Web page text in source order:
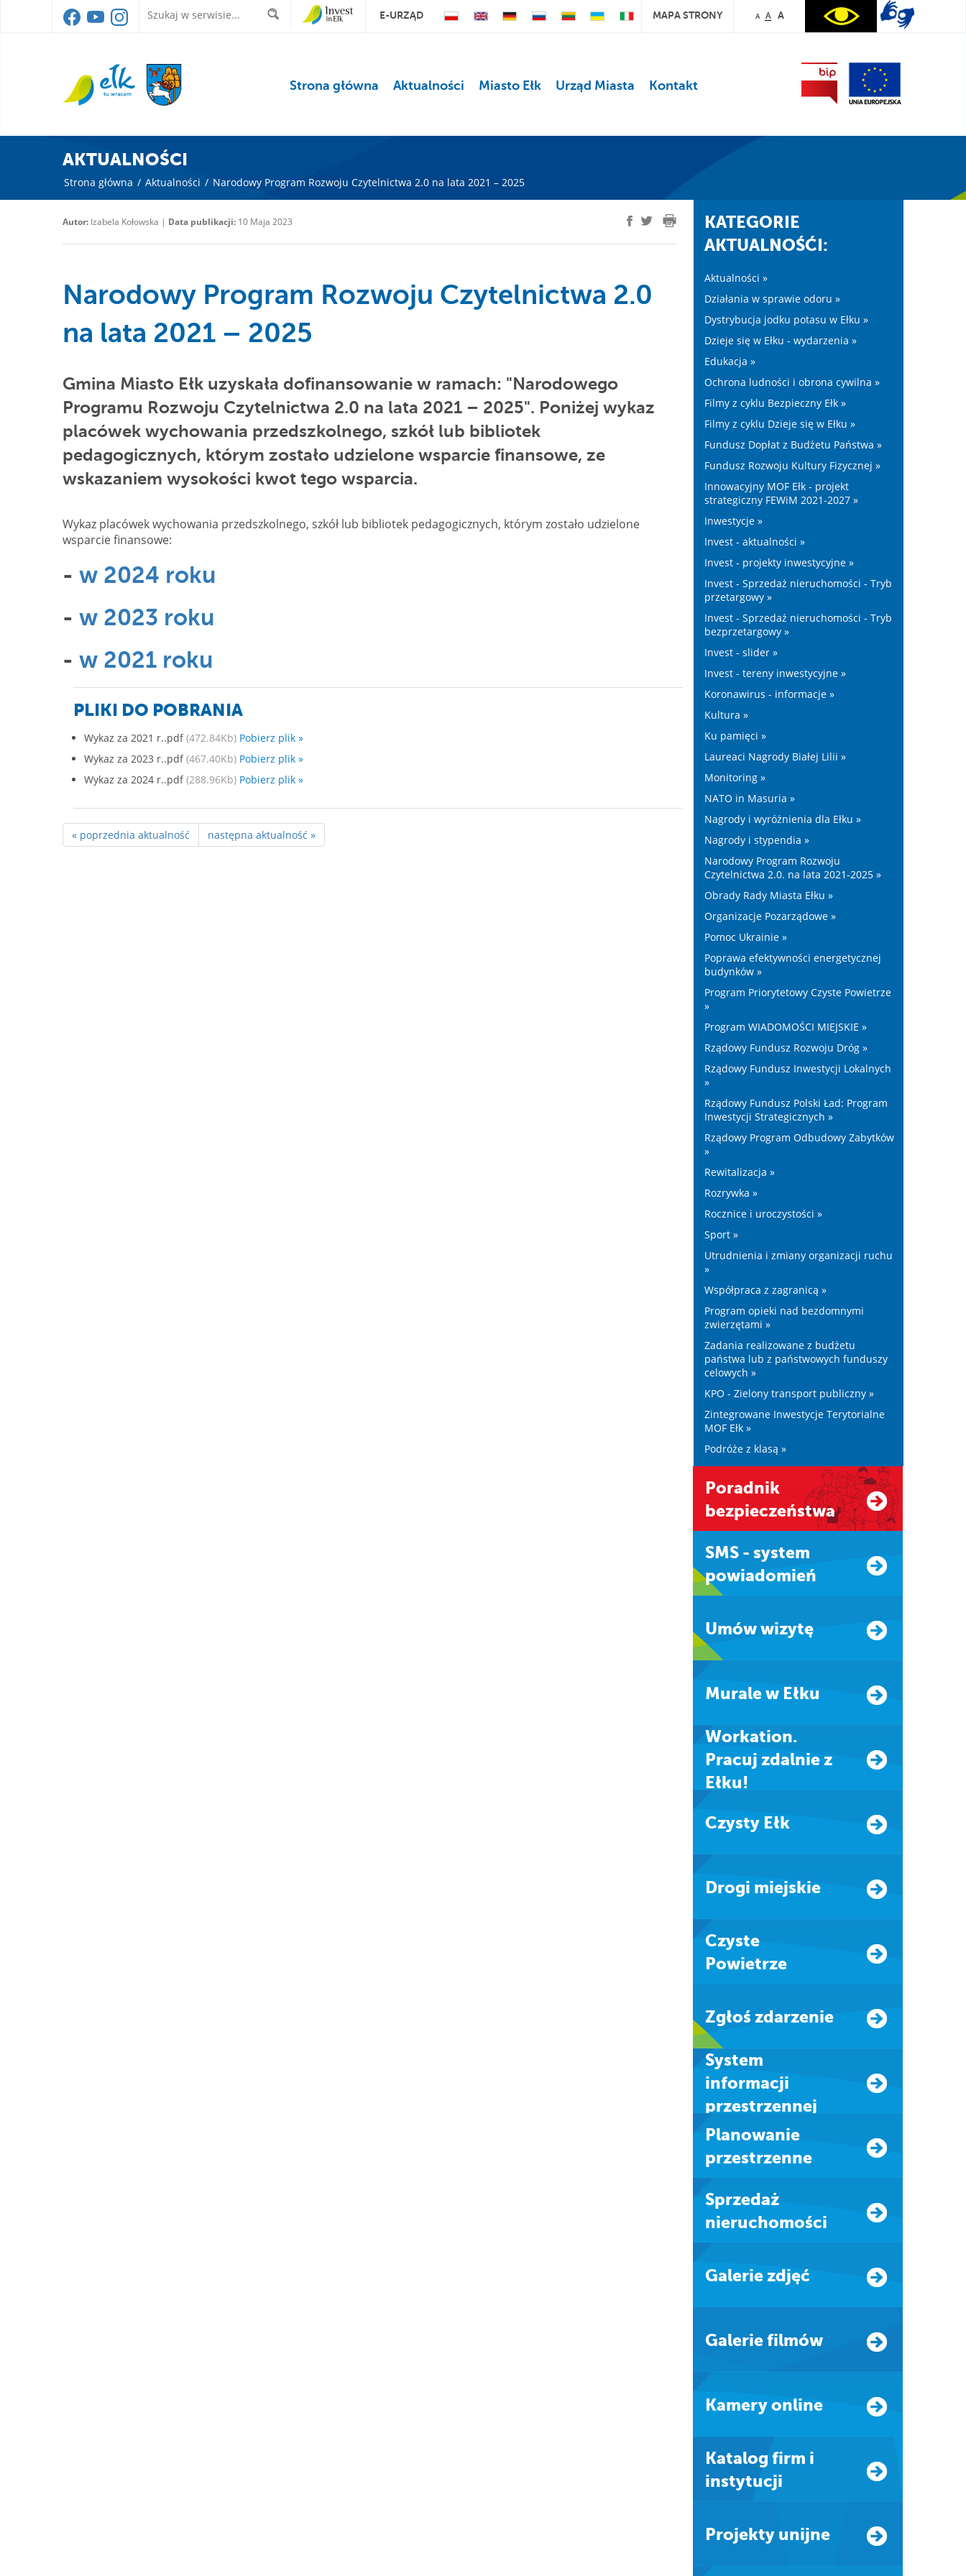
E-URZĄD MAPA STRONY A A A
Strona główna Aktualności Miasto Ełk Urząd Miasta Kontakt
AKTUALNOŚCI
Strona główna / Aktualności / Narodowy Program Rozwoju Czytelnictwa 2.0 na lata 2021 – 2025
Autor: Izabela Kołowska | Data publikacji: 10 Maja 2023
Narodowy Program Rozwoju Czytelnictwa 2.0
na lata 2021 – 2025
Gmina Miasto Ełk uzyskała dofinansowanie w ramach: "Narodowego
Programu Rozwoju Czytelnictwa 2.0 na lata 2021 – 2025". Poniżej wykaz
placówek wychowania przedszkolnego, szkół lub bibliotek
pedagogicznych, którym zostało udzielone wsparcie finansowe, ze
wskazaniem wysokości kwot tego wsparcia.
Wykaz placówek wychowania przedszkolnego, szkół lub bibliotek pedagogicznych, którym zostało udzielone
wsparcie finansowe:
- w 2024 roku
- w 2023 roku
- w 2021 roku
PLIKI DO POBRANIA
Wykaz za 2021 r..pdf(472.84Kb) Pobierz plik »
Wykaz za 2023 r..pdf(467.40Kb) Pobierz plik »
Wykaz za 2024 r..pdf(288.96Kb) Pobierz plik »
« poprzednia aktualność następna aktualność »
KATEGORIE
AKTUALNOŚĆI:
Aktualności »
Działania w sprawie odoru »
Dystrybucja jodku potasu w Ełku »
Dzieje się w Ełku - wydarzenia »
Edukacja »
Ochrona ludności i obrona cywilna »
Filmy z cyklu Bezpieczny Ełk »
Filmy z cyklu Dzieje się w Ełku »
Fundusz Dopłat z Budżetu Państwa »
Fundusz Rozwoju Kultury Fizycznej »
Innowacyjny MOF Ełk - projekt
strategiczny FEWiM 2021-2027 »
Inwestycje »
Invest - aktualności »
Invest - projekty inwestycyjne »
Invest - Sprzedaż nieruchomości - Tryb
przetargowy »
Invest - Sprzedaż nieruchomości - Tryb
bezprzetargowy »
Invest - slider »
Invest - tereny inwestycyjne »
Koronawirus - informacje »
Kultura »
Ku pamięci »
Laureaci Nagrody Białej Lilii »
Monitoring »
NATO in Masuria »
Nagrody i wyróżnienia dla Ełku »
Nagrody i stypendia »
Narodowy Program Rozwoju
Czytelnictwa 2.0. na lata 2021-2025 »
Obrady Rady Miasta Ełku »
Organizacje Pozarządowe »
Pomoc Ukrainie »
Poprawa efektywności energetycznej
budynków »
Program Priorytetowy Czyste Powietrze
»
Program WIADOMOŚCI MIEJSKIE »
Rządowy Fundusz Rozwoju Dróg »
Rządowy Fundusz Inwestycji Lokalnych
»
Rządowy Fundusz Polski Ład: Program
Inwestycji Strategicznych »
Rządowy Program Odbudowy Zabytków
»
Rewitalizacja »
Rozrywka »
Rocznice i uroczystości »
Sport »
Utrudnienia i zmiany organizacji ruchu
»
Współpraca z zagranicą »
Program opieki nad bezdomnymi
zwierzętami »
Zadania realizowane z budżetu
państwa lub z państwowych funduszy
celowych »
KPO - Zielony transport publiczny »
Zintegrowane Inwestycje Terytorialne
MOF Ełk »
Podróże z klasą »
Poradnik
bezpieczeństwa
SMS - system
powiadomień
Umów wizytę
Murale w Ełku
Workation.
Pracuj zdalnie z
Ełku!
Czysty Ełk
Drogi miejskie
Czyste
Powietrze
Zgłoś zdarzenie
system
informacji
przestrzennej
Planowanie
przestrzenne
Sprzedaż
nieruchomości
Galerie zdjęć
Galerie filmów
Kamery online
Katalog firm i
instytucji
Projekty unijne